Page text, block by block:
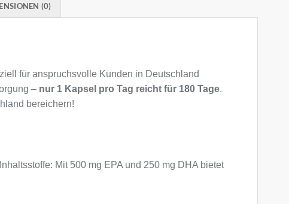
(0)
für anspruchsvolle Kunden in Deutschland
– nur 1 Kapsel pro Tag reicht für 180 Tage.
bereichern!
Mit 500 mg EPA und 250 mg DHA bietet